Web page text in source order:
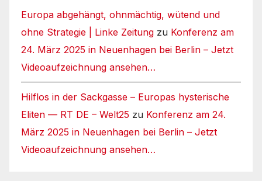
Europa abgehängt, ohnmächtig, wütend und
ohne Strategie | Linke Zeitung zu Konferenz am
24. März 2025 in Neuenhagen bei Berlin – Jetzt
Videoaufzeichnung ansehen…
Hilflos in der Sackgasse – Europas hysterische
Eliten — RT DE – Welt25 zu Konferenz am 24.
März 2025 in Neuenhagen bei Berlin – Jetzt
Videoaufzeichnung ansehen…